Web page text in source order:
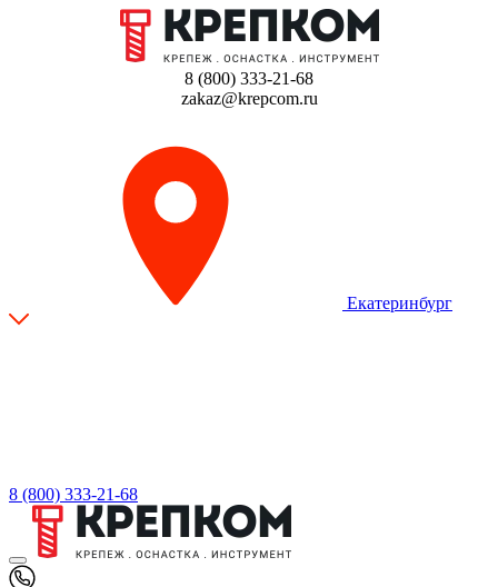
8 (800) 333-21-68
zakaz@krepcom.ru
Екатеринбург
8 (800) 333-21-68